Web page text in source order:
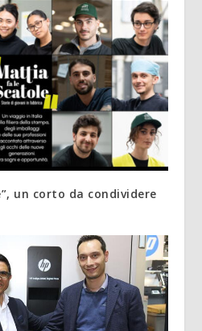
un corto da condividere